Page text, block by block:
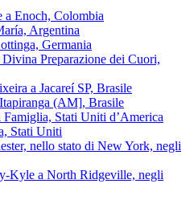
a Enoch, Colombia
Argentina
Germania
Preparazione dei Cuori,
a Jacareí SP, Brasile
(AM], Brasile
Stati Uniti d’America
Stati Uniti
nello stato di New York, negli
Kyle a North Ridgeville, negli